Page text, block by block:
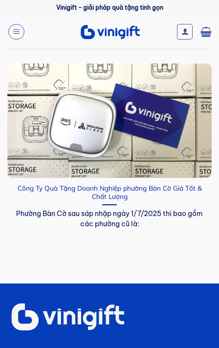
nội
dung
Vinigift - giải pháp quà tặng tinh gọn
Công Ty Quà Tặng Doanh Nghiệp phường Bàn Cờ Giá Tốt &
Chất Lượng
Phường Bàn Cờ sau sáp nhập ngày 1/7/2025 thì bao gồm
các phường cũ là: